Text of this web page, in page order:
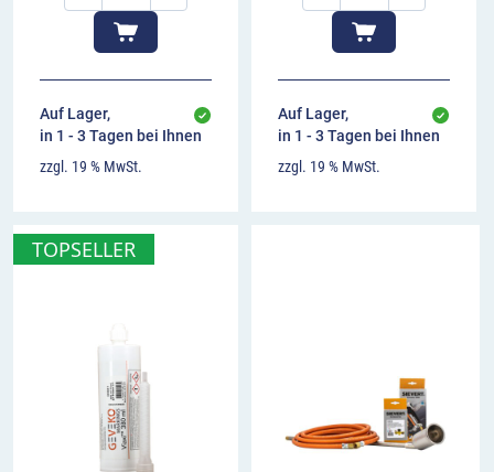
Auf Lager,
in 1 - 3 Tagen bei Ihnen
zzgl. 19 % MwSt.
Auf Lager,
in 1 - 3 Tagen bei Ihnen
zzgl. 19 % MwSt.
TOPSELLER